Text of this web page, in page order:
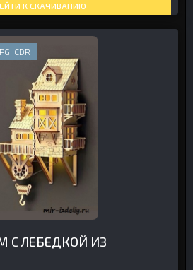
К СКАЧИВАНИЮ
CDR
С ЛЕБЕДКОЙ ИЗ